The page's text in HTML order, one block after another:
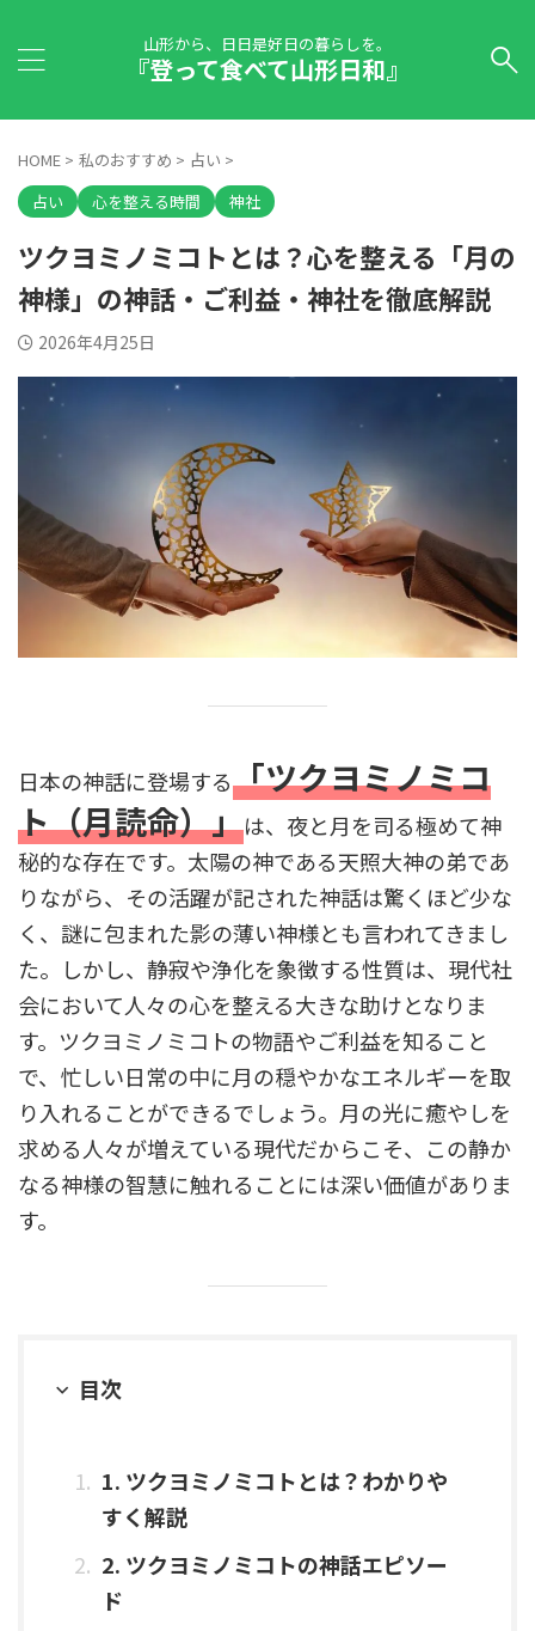
山形から、日日是好日の暮らしを。
『登って食べて山形日和』
HOME > 私のおすすめ > 占い >
占い
心を整える時間 神社
ツクヨミノミコトとは？心を整える「月の
神様」の神話・ご利益・神社を徹底解説
2026年4月25日
日本の神話に登場する「ツクヨミノミコ
ト（月読命）」は、夜と月を司る極めて神
秘的な存在です。太陽の神である天照大神の弟であ
りながら、その活躍が記された神話は驚くほど少な
く、謎に包まれた影の薄い神様とも言われてきまし
た。しかし、静寂や浄化を象徴する性質は、現代社
会において人々の心を整える大きな助けとなりま
す。ツクヨミノミコトの物語やご利益を知ること
で、忙しい日常の中に月の穏やかなエネルギーを取
り入れることができるでしょう。月の光に癒やしを
求める人々が増えている現代だからこそ、この静か
なる神様の智慧に触れることには深い価値がありま
す。
目次
1. ツクヨミノミコトとは？わかりや
すく解説
2. ツクヨミノミコトの神話エピソー
ド